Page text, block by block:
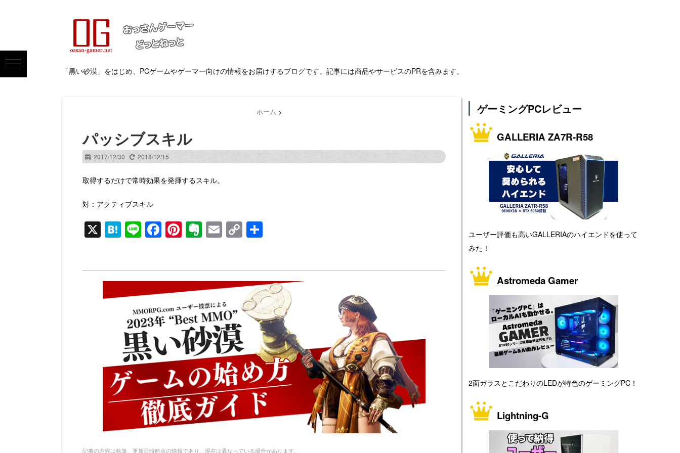
「黒い砂漠」をはじめ、PCゲームやゲーマー向けの情報をお届けするブログです。記事には商品やサービスのPRを含みます。
ホーム >
パッシブスキル
2017/12/30 2018/12/15
取得するだけで常時効果を発揮するスキル。
対：アクティブスキル
X H
at
n
a
Li
n
F
a
e
b
o
o
k
Pi
nt
e
st
E
v
n
ot
e
E
m
C
o
y
Li
n
記事の内容は執筆、更新日時時点の情報であり、現在は異なっている場合があります。
ゲーミングPCレビュー
GALLERIA ZA7R-R58
ユーザー評価も高いGALLERIAのハイエンドを使って
みた！
Astromeda Gamer
2面ガラスとこだわりのLEDが特色のゲーミングPC！
Lightning-G